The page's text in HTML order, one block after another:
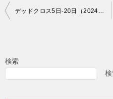
投
ビ
デッドクロス5日-20日（2024-07-02）
検索